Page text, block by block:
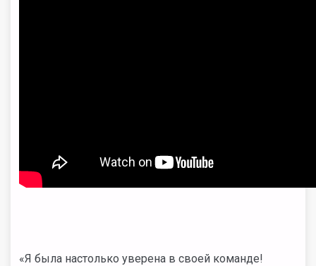
«Я была настолько уверена в своей команде!